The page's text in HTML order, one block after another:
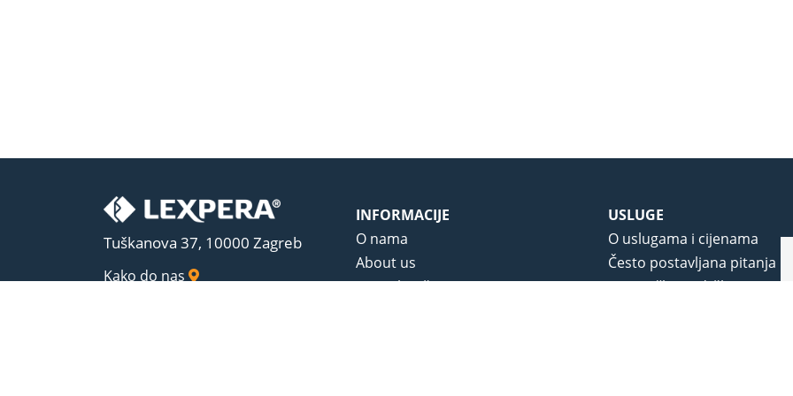
Tuškanova 37, 10000 Zagreb
Kako do nas
INFORMACIJE
O nama
About us
Uvjeti korištenja
USLUGE
O uslugama i cijenama
Često postavljana pitanja
Korisnička podrška